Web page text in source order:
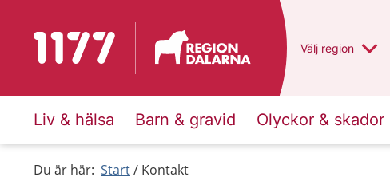
Till startsidan för 1177 Du har valt region
Välj en annan
region
Liv & hälsa Barn & gravid Olyckor & skador
Du är här: Start Kontakt